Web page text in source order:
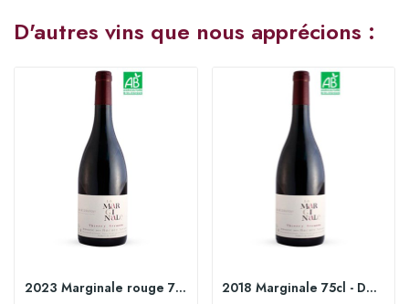
D'autres vins que nous apprécions :
2023 Marginale rouge 75 cl - Domaine des Roches... 2018 Marginale 75cl - Domaine des Roches Neuves